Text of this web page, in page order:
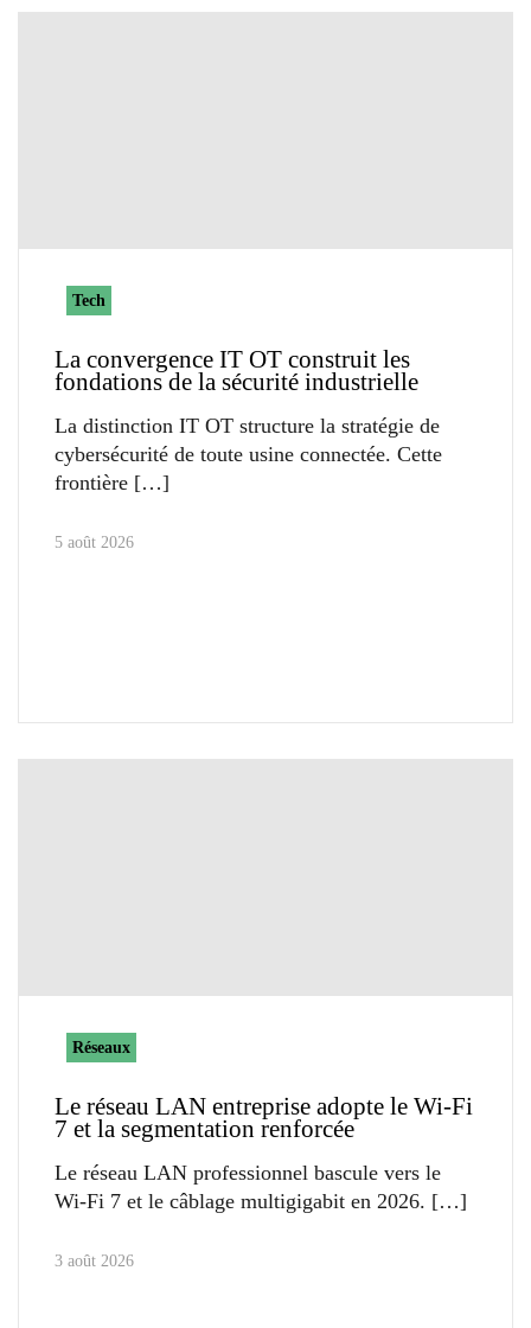
Tech
La convergence IT OT construit les
fondations de la sécurité industrielle
La distinction IT OT structure la stratégie de
cybersécurité de toute usine connectée. Cette
frontière
5 août 2026
Réseaux
Le réseau LAN entreprise adopte le Wi-Fi
7 et la segmentation renforcée
Le réseau LAN professionnel bascule vers le
Wi-Fi 7 et le câblage multigigabit en 2026.
3 août 2026